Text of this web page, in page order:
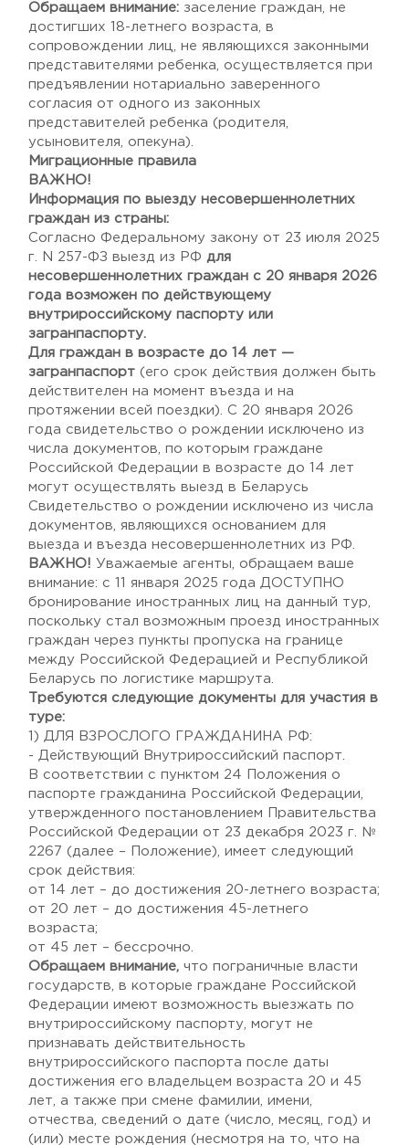
Обращаем внимание: заселение граждан, не
достигших 18-летнего возраста, в
сопровождении лиц, не являющихся законными
представителями ребенка, осуществляется при
предъявлении нотариально заверенного
согласия от одного из законных
представителей ребенка (родителя,
усыновителя, опекуна).
Миграционные правила
ВАЖНО!
Информация по выезду несовершеннолетних
граждан из страны:
Согласно Федеральному закону от 23 июля 2025
г. N 257-ФЗ выезд из РФ для
несовершеннолетних граждан с 20 января 2026
года возможен по действующему
внутрироссийскому паспорту или
загранпаспорту.
Для граждан в возрасте до 14 лет —
загранпаспорт (его срок действия должен быть
действителен на момент въезда и на
протяжении всей поездки). С 20 января 2026
года свидетельство о рождении исключено из
числа документов, по которым граждане
Российской Федерации в возрасте до 14 лет
могут осуществлять выезд в Беларусь
Свидетельство о рождении исключено из числа
документов, являющихся основанием для
выезда и въезда несовершеннолетних из РФ.
ВАЖНО! Уважаемые агенты, обращаем ваше
внимание: с 11 января 2025 года ДОСТУПНО
бронирование иностранных лиц на данный тур,
поскольку стал возможным проезд иностранных
граждан через пункты пропуска на границе
между Российской Федерацией и Республикой
Беларусь по логистике маршрута.
Требуются следующие документы для участия в
туре:
1) ДЛЯ ВЗРОСЛОГО ГРАЖДАНИНА РФ:
- Действующий Внутрироссийский паспорт.
В соответствии с пунктом 24 Положения о
паспорте гражданина Российской Федерации,
утвержденного постановлением Правительства
Российской Федерации от 23 декабря 2023 г. №
2267 (далее – Положение), имеет следующий
срок действия:
от 14 лет – до достижения 20-летнего возраста;
от 20 лет – до достижения 45-летнего
возраста;
от 45 лет – бессрочно.
Обращаем внимание, что пограничные власти
государств, в которые граждане Российской
Федерации имеют возможность выезжать по
внутрироссийскому паспорту, могут не
признавать действительность
внутрироссийского паспорта после даты
достижения его владельцем возраста 20 и 45
лет, а также при смене фамилии, имени,
отчества, сведений о дате (число, месяц, год) и
(или) месте рождения (несмотря на то, что на